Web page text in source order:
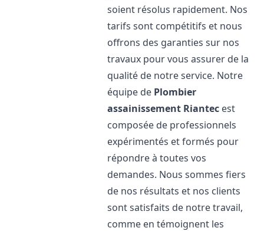
soient résolus rapidement. Nos
tarifs sont compétitifs et nous
offrons des garanties sur nos
travaux pour vous assurer de la
qualité de notre service. Notre
équipe de Plombier
assainissement Riantec est
composée de professionnels
expérimentés et formés pour
répondre à toutes vos
demandes. Nous sommes fiers
de nos résultats et nos clients
sont satisfaits de notre travail,
comme en témoignent les